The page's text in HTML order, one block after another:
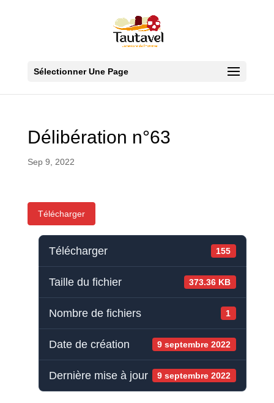
Sélectionner Une Page
Délibération n°63
Sep 9, 2022
Télécharger
Télécharger 155
Taille du fichier 373.36 KB
Nombre de fichiers 1
Date de création 9 septembre 2022
Dernière mise à jour 9 septembre 2022